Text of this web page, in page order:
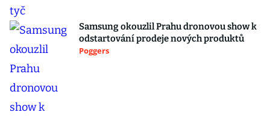
Samsung okouzlil Prahu dronovou show k
odstartování prodeje nových produktů
Poggers